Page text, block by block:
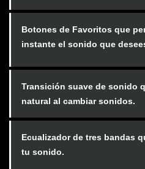
Botones de Favoritos que
instante el sonido que
Transición suave de sonido
natural al cambiar sonidos.
Ecualizador de tres bandas
tu sonido.